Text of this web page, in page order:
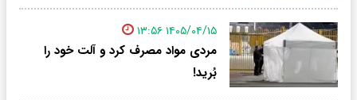
۱۴۰۵/۰۴/۱۵ ۱۳:۵۶
مردی مواد مصرف کرد و آلت خود را
بُرید!